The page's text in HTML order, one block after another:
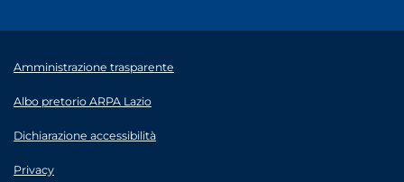
Amministrazione trasparente
Albo pretorio ARPA Lazio
Dichiarazione accessibilità
Privacy